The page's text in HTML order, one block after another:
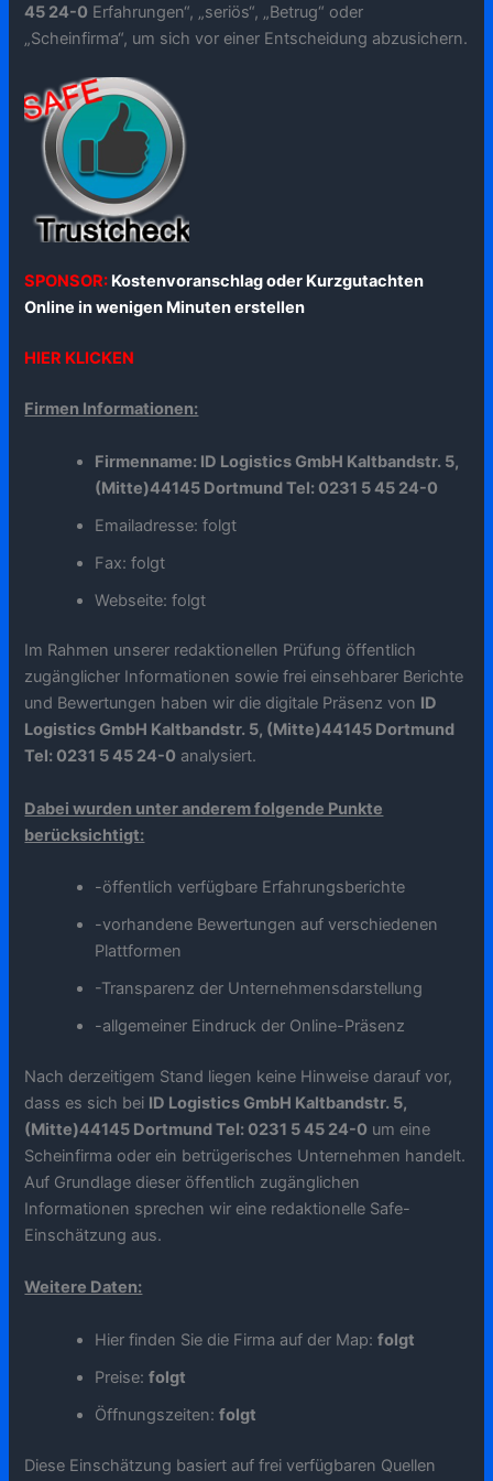
45 24-0 Erfahrungen“, „seriös“, „Betrug“ oder
„Scheinfirma“, um sich vor einer Entscheidung abzusichern.
SPONSOR: Kostenvoranschlag oder Kurzgutachten
Online in wenigen Minuten erstellen
HIER KLICKEN
Firmen Informationen:
Firmenname: ID Logistics GmbH Kaltbandstr. 5,
(Mitte)44145 Dortmund Tel: 0231 5 45 24-0
Emailadresse: folgt
Fax: folgt
Webseite: folgt
Im Rahmen unserer redaktionellen Prüfung öffentlich
zugänglicher Informationen sowie frei einsehbarer Berichte
und Bewertungen haben wir die digitale Präsenz von ID
Logistics GmbH Kaltbandstr. 5, (Mitte)44145 Dortmund
Tel: 0231 5 45 24-0 analysiert.
Dabei wurden unter anderem folgende Punkte
berücksichtigt:
-öffentlich verfügbare Erfahrungsberichte
-vorhandene Bewertungen auf verschiedenen
Plattformen
-Transparenz der Unternehmensdarstellung
-allgemeiner Eindruck der Online-Präsenz
Nach derzeitigem Stand liegen keine Hinweise darauf vor,
dass es sich bei ID Logistics GmbH Kaltbandstr. 5,
(Mitte)44145 Dortmund Tel: 0231 5 45 24-0 um eine
Scheinfirma oder ein betrügerisches Unternehmen handelt.
Auf Grundlage dieser öffentlich zugänglichen
Informationen sprechen wir eine redaktionelle Safe-
Einschätzung aus.
Weitere Daten:
Hier finden Sie die Firma auf der Map:folgt
Preise:folgt
Öffnungszeiten:folgt
Diese Einschätzung basiert auf frei verfügbaren Quellen